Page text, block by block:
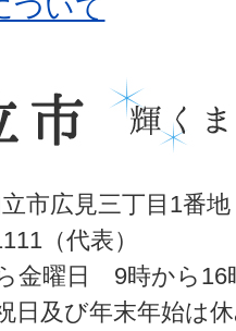
ついて
市広見三丁目1番地
（代表）
金曜日 9時から16
日及び年末年始は